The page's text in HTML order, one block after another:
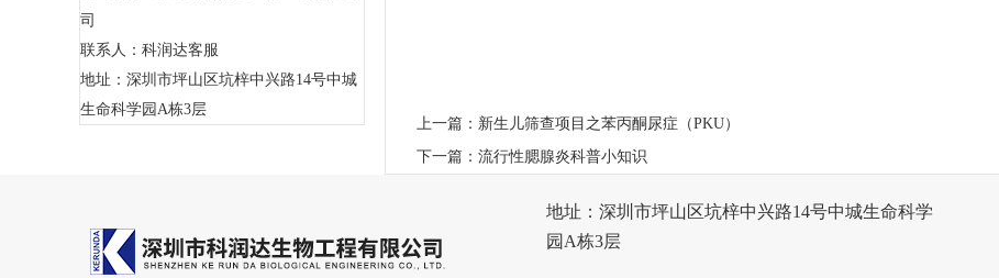
司
联系人：科润达客服
地址：深圳市坪山区坑梓中兴路14号中城
生命科学园A栋3层
上一篇： 新生儿筛查项目之苯丙酮尿症（PKU）
下一篇： 流行性腮腺炎科普小知识
地址：深圳市坪山区坑梓中兴路14号中城生命科学
园A栋3层